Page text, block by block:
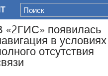
«2ГИС» появилась
в условиях
отсутствия